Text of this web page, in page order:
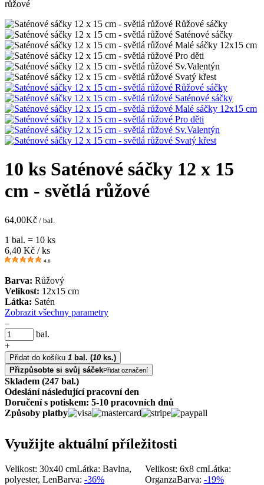
růžové
10 ks Saténové sáčky 12 x 15
cm - světlá růžové
64,00Kč / bal.
1 bal. = 10 ks
6,40 Kč / ks
4.8
Barva: Růžový
Velikost: 12x15 cm
Látka: Satén
Zobrazit všechny parametry
–
bal.
+
Přidat do košíku 1 bal. (10 ks.)
Přizpůsobte si svůj sáčekPřidat označení
Skladem (247 bal.)
Odeslání následující pracovní den
Doručení s potiskem: 5-10 pracovních dnů
Způsoby platby
Využijte aktuální příležitosti
Velikost: 30x40 cmLátka: Bavlna,
polyester, LenBarva: -36%
Velikost: 6x8 cmLátka:
OrganzaBarva: -19%